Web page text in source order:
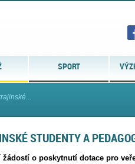
SPORT
STUDENTY A
o poskytnutí dotace pro